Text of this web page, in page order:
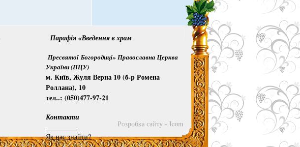
Парафія «Введення в храм
Пресвятої Богородиці» Православна Церква
України (ПЦУ)
м. Київ, Жуля Верна 10 (б-р Ромена
Роллана), 10
тел..: (050)477-97-21
Контакти
Як нас знайти?
Розробка сайту - Icom